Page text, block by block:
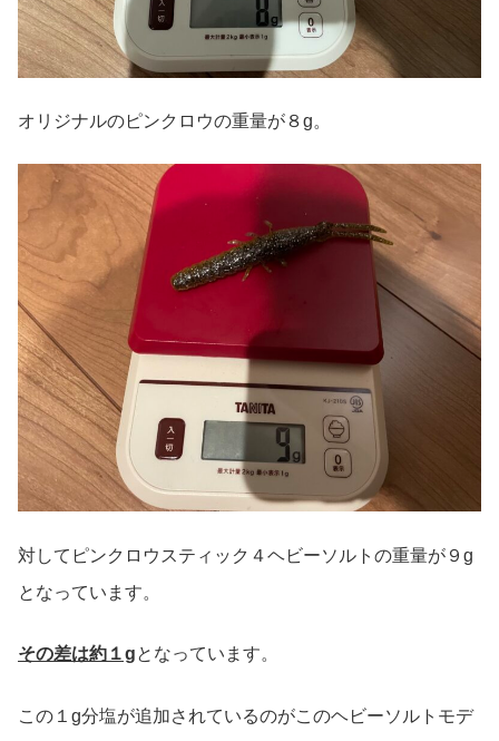
オリジナルのピンクロウの重量が８g。
対してピンクロウスティック４ヘビーソルトの重量が９g
となっています。
その差は約１gとなっています。
この１g分塩が追加されているのがこのヘビーソルトモデ